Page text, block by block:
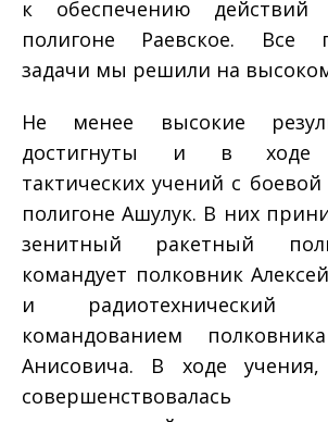
к обеспечению
полигоне Раевское. Все
задачи мы решили на
Не менее высокие
достигнуты и в ходе
тактических учений с
полигоне Ашулук. В них
зенитный ракетный
командует полковник
и
командованием
Анисовича. В ходе
совершенствовалась